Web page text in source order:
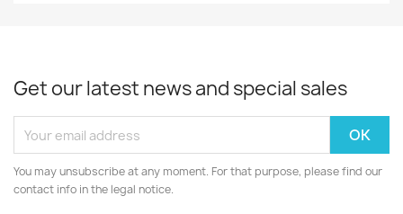
Get our latest news and special sales
You may unsubscribe at any moment. For that purpose, please find our
contact info in the legal notice.